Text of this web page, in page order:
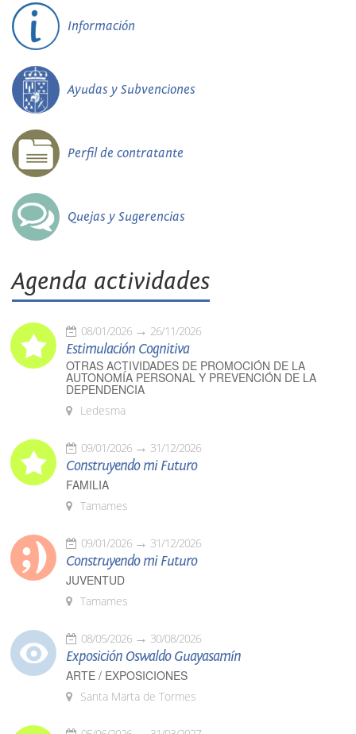
Información
Ayudas y Subvenciones
Perfil de contratante
Quejas y Sugerencias
Agenda actividades
08/01/2026 26/11/2026
Estimulación Cognitiva
OTRAS ACTIVIDADES DE PROMOCIÓN DE LA
AUTONOMÍA PERSONAL Y PREVENCIÓN DE LA
DEPENDENCIA
Ledesma
09/01/2026 31/12/2026
Construyendo mi Futuro
FAMILIA
Tamames
09/01/2026 31/12/2026
Construyendo mi Futuro
JUVENTUD
Tamames
08/05/2026 30/08/2026
Exposición Oswaldo Guayasamín
ARTE / EXPOSICIONES
Santa Marta de Tormes